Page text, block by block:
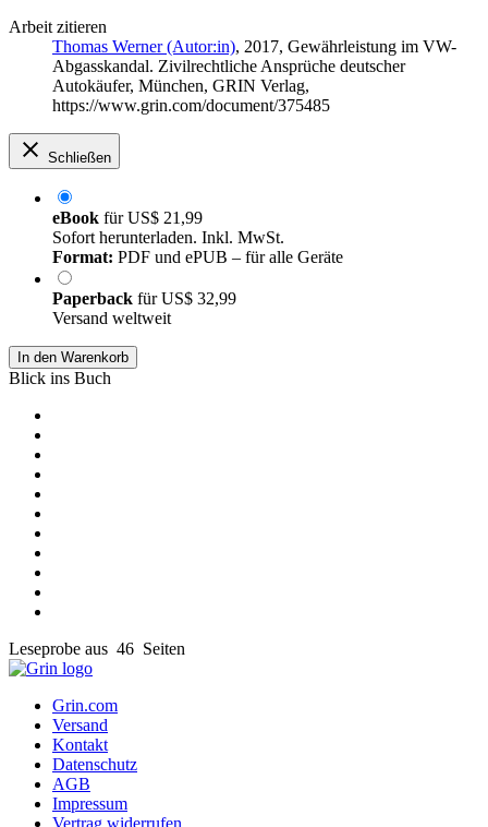
Arbeit zitieren
Thomas Werner (Autor:in), 2017, Gewährleistung im VW-
Abgasskandal. Zivilrechtliche Ansprüche deutscher
Autokäufer, München, GRIN Verlag,
https://www.grin.com/document/375485
Schließen
eBook fürUS$ 21,99
Sofort herunterladen. Inkl. MwSt.
Format: PDF und ePUB – für alle Geräte
Paperback fürUS$ 32,99
Versand weltweit
In den Warenkorb
Blick ins Buch
Leseprobe aus 46 Seiten
Grin.com
Versand
Kontakt
Datenschutz
AGB
Impressum
Vertrag widerrufen